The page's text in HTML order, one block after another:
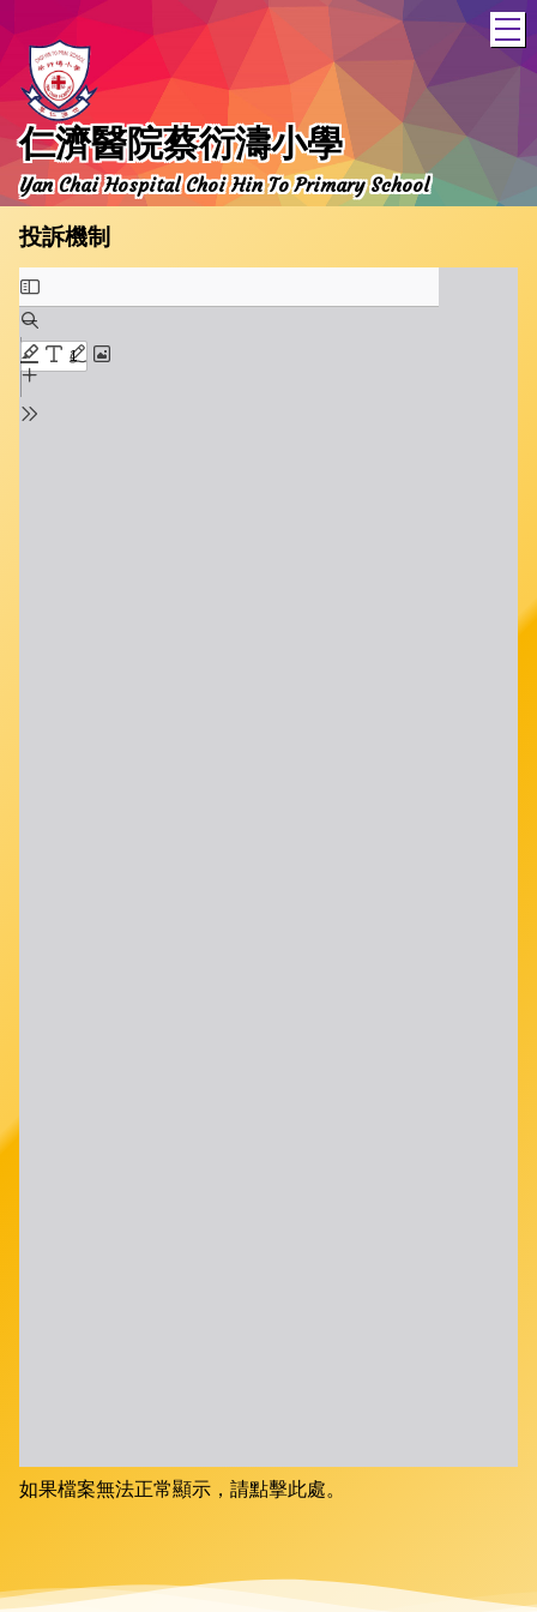
仁濟醫院蔡衍濤小學
Yan Chai Hospital Choi Hin To Primary School
投訴機制
如果檔案無法正常顯示，請點擊此處。